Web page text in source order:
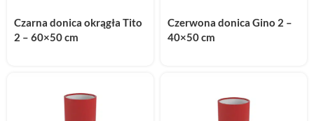
Czarna donica okrągła Tito
2 – 60×50 cm
Czerwona donica Gino 2 –
40×50 cm